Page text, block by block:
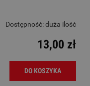
Dostępność:duża ilość
13,00 zł
DO KOSZYKA